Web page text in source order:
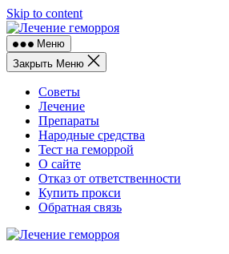
Skip to content
Меню
Закрыть Меню
Советы
Лечение
Препараты
Народные средства
Тест на геморрой
О сайте
Отказ от ответственности
Купить прокси
Обратная связь